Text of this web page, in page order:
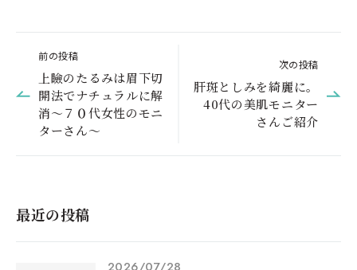
前の投稿
上瞼のたるみは眉下切
開法でナチュラルに解
消～７０代女性のモニ
ターさん～
次の投稿
肝斑としみを綺麗に。
40代の美肌モニター
さんご紹介
最近の投稿